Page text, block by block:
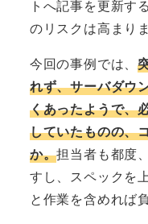
トへ記事を更新す
のリスクは高まりま
今回の事例では、
れず、サーバダウ
くあったようで、
していたものの、
か。担当者も都度
すし、スペックを
と作業を含めれば